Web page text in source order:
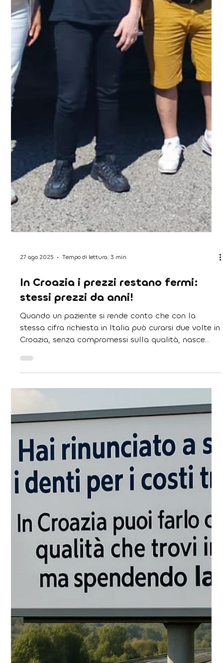
27 ago 2025 Tempo di lettura: 3 min
In Croazia i prezzi restano fermi:
stessi prezzi da anni!
Quando un paziente si rende conto che con la
stessa cifra richiesta in Italia può curarsi due volte in
Croazia, senza compromessi sulla qualità, nasce
una consapevolezza nuova: che il sorriso non deve